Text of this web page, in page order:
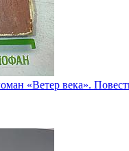
«Ветер века».